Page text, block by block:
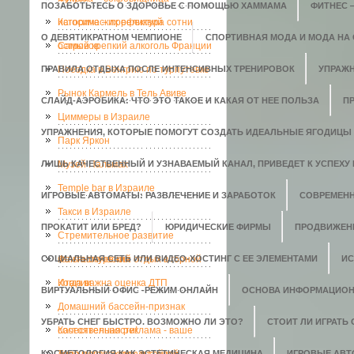
ПОЗАБОТЬТЕСЬ О ЗДОРОВЬЕ С ПОМОЩЬЮ ХАММАМА ФИТНЕС
О ДЕВЯТИКРАТНОМ ЧЕМПИОНЕ СПОРТИВНАЯ МОДА И МОДА НА
ПРАВИЛА ОТДЫХА ПОСЛЕ ИНТЕНСИВНЫХ ТРЕНИРОВОК
СЛАЙД-АЭРОБИКА: ЧТО ЭТО ТАКОЕ И КАКАЯ ОТ НЕЕ ПОЛЬЗА
УПРАЖНЕНИЯ, КОТОРЫЕ ПОМОГУТ СОЗДАТЬ ИДЕАЛЬНЫЕ ЯГОДИЦЫ
ЛИШЬ КАЧЕСТВЕННЫЙ И УЗНАВАЕМЫЙ КАНАЛ, ПРИВЕДЕТ К УСПЕХУ
ИГРОВЫЕ АВТОМАТЫ: РАЗВЛЕЧЕНИЕ И ЗАРАБОТОК
ПРОКАТИТ ИЛИ БРЕД? ЮРИДИЧЕСКИЕ ФИРМЫ
СОЦИАЛЬНАЯ СЕТЬ ИЛИ ВИДЕО-ХОСТИНГ С ЕЕ ЭЛЕМЕНТАМИ
ВИРТУАЛЬНЫЙ ОФИС -РЕЖИМ ОНЛАЙН ОСНОВА
УБРАТЬ СНЕГ БЫСТРО. ВОЗМОЖНО ЛИ ЭТО? СТОИТ ЛИ ИГРАТЬ
исторических реликвий
Кагосима – префектура сотни
островов
Самый крепкий алкоголь Франции
Поездка в Венгрию по турпутевке
Рынок Кармель в Тель Авиве
Циммеры в Израиле
Парк Яркон
Музей Пальмах
Temple bar в Израиле
Такси в Израиле
Стремительное развитие
кальянокурения
Фантастический отдых в горной
Италии
Когда важна оценка ДТП
Домашний бассейн-признак
состоятельности!
Качественная реклама - ваше